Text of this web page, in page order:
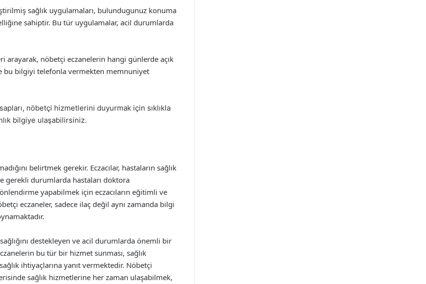
sağlık uygulamaları, bulundugunuz konuma
sahiptir. Bu tür uygulamalar, acil durumlarda
arayarak, nöbetçi eczanelerin hangi günlerde açık
bu bilgiyi telefonla vermekten memnuniyet
nöbetçi hizmetlerini duyurmak için sıklıkla
bilgiye ulaşabilirsiniz.
belirtmek gerekir. Eczacılar, hastaların sağlık
durumlarda hastaları doktora
yapabilmek için eczacıların eğitimli ve
eczaneler, sadece ilaç değil aynı zamanda bilgi
destekleyen ve acil durumlarda önemli bir
bu tür bir hizmet sunması, sağlık
ihtiyaçlarına yanıt vermektedir. Nöbetçi
sağlık hizmetlerine her zaman ulaşabilmek,